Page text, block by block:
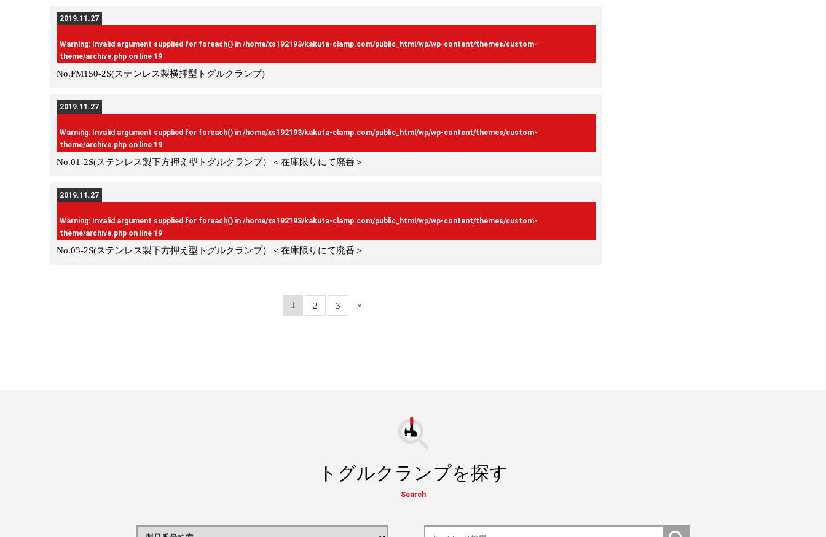
2019.11.27
Warning: Invalid argument supplied for foreach() in /home/xs192193/kakuta-clamp.com/public_html/wp/wp-content/themes/custom-
theme/archive.php on line 19
No.FM150-2S(ステンレス製横押型トグルクランプ)
2019.11.27
Warning: Invalid argument supplied for foreach() in /home/xs192193/kakuta-clamp.com/public_html/wp/wp-content/themes/custom-
theme/archive.php on line 19
No.01-2S(ステンレス製下方押え型トグルクランプ）＜在庫限りにて廃番＞
2019.11.27
Warning: Invalid argument supplied for foreach() in /home/xs192193/kakuta-clamp.com/public_html/wp/wp-content/themes/custom-
theme/archive.php on line 19
No.03-2S(ステンレス製下方押え型トグルクランプ）＜在庫限りにて廃番＞
1 2 3 »
トグルクランプを探す
Search